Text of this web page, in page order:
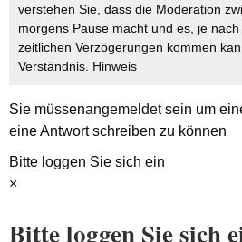
verstehen Sie, dass die Moderation
morgens Pause macht und es, je
zeitlichen Verzögerungen kommen
Verständnis. Hinweis
Sie müssenangemeldetsein um
eine Antwort schreiben zu können
Bitte loggen Sie sich ein
×
Bitte loggen Sie sich